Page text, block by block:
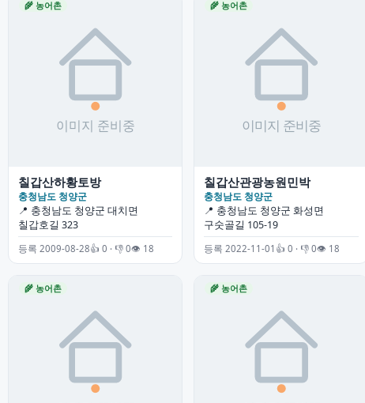
🌾 농어촌
칠갑산하황토방
충청남도 청양군
📍 충청남도 청양군 대치면
칠갑호길 323
등록 2009-08-28👍 0 · 👎 0👁 18
🌾 농어촌
칠갑산관광농원민박
충청남도 청양군
📍 충청남도 청양군 화성면
구숫골길 105-19
등록 2022-11-01 👍 0 · 👎 0👁 18
🌾 농어촌 🌾 농어촌